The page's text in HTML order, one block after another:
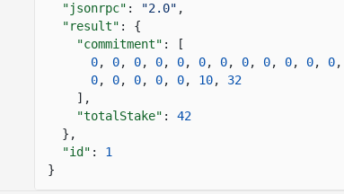
"jsonrpc" : "2.0" ,
"result" : {
"commitment" : [
0, 0, 0, 0, 0, 0, 0, 0, 0, 0, 0, 0,
0, 0, 0, 0, 0, 10,
32
],
"totalStake" :
42
},
"id" :
1
}